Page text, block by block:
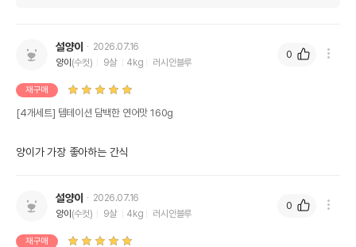
설양이
2026.07.16
양이(수컷) 9살 4kg 러시안블루
재구매
[4개세트] 템테이션 담백한 연어맛 160g
양이가 가장 좋아하는 간식
0
설양이
2026.07.16
양이(수컷) 9살 4kg 러시안블루
재구매
0